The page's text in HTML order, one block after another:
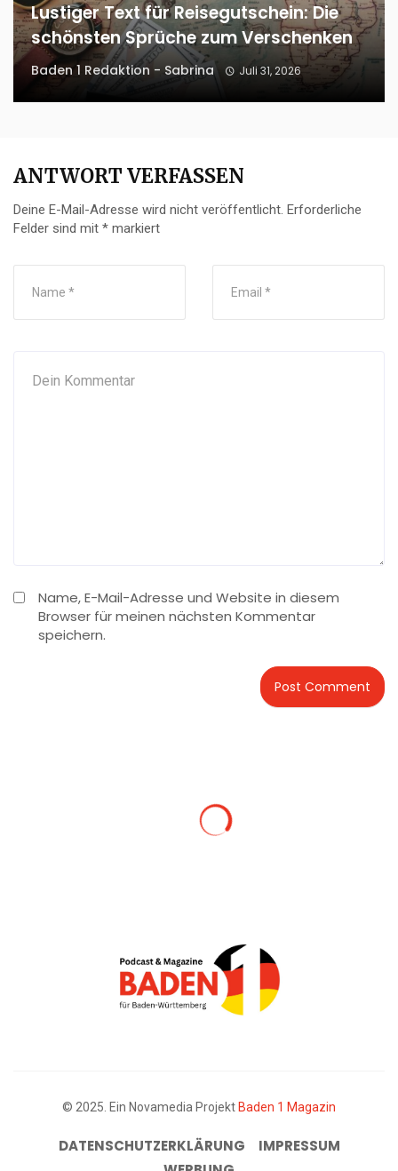
Lustiger Text für Reisegutschein: Die
schönsten Sprüche zum Verschenken
Baden 1 Redaktion - Sabrina Juli 31, 2026
ANTWORT VERFASSEN
Deine E-Mail-Adresse wird nicht veröffentlicht. Erforderliche
Felder sind mit * markiert
Name, E-Mail-Adresse und Website in diesem
Browser für meinen nächsten Kommentar
speichern.
© 2025. Ein Novamedia ProjektBaden 1 Magazin
DATENSCHUTZERKLÄRUNG
IMPRESSUM